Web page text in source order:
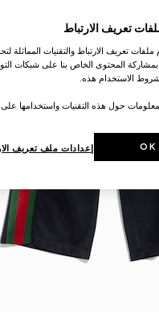
تعريف الارتباط
تعريف الارتباط والتقنيات المماثلة
المحتوى الخاص بنا على شبكات
الاستخدام هذه.
حول هذه التقنيات واستخدامها
إعدادات ملف تعريف OK